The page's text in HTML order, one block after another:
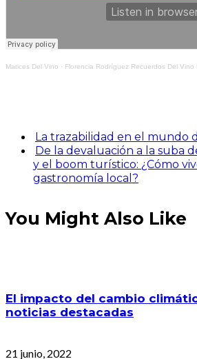
Matices Del Vino · Florencia Rodríguez Recuerdos Del Vino
La trazabilidad en el mundo
De la devaluación a la suba
y el boom turístico: ¿Cómo
gastronomía local?
You Might Also Like
El impacto del cambio
noticias destacadas
21 junio, 2022